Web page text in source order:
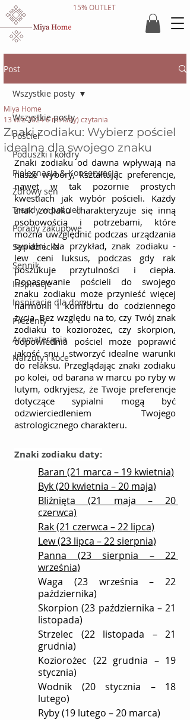
15% OUTLET
Post
Wszystkie posty
Pościel
Poduszki i kołdry
Pielęgnacja & Konserwacja
Zdrowy sen
Trendy w pościeli
Porady zakupowe
Sen dziecka
Sennik
Inspiracje
Inspiracje dla domu
Prezenty
Aromaterapia
Narzuty i koce
Wszystkie posty
Znaki zodiaku: Wybierz pościel
idealną dla swojego znaku
Miya Home
13 wrz 20246 minut(y) czytania
Znaki zodiaku od dawna wpływają na
nasze wybory, kształtując preferencje,
nawet w tak pozornie prostych
kwestiach jak wybór pościeli. Każdy
znak zodiaku charakteryzuje się inną
osobowością i potrzebami, które
można uwzględnić podczas urządzania
sypialni. Na przykład, znak zodiaku -
lew ceni luksus, podczas gdy rak
poszukuje przytulności i ciepła.
Dopasowanie pościeli do swojego
znaku zodiaku może przynieść więcej
harmonii i komfortu do codziennego
życia. Bez względu na to, czy Twój znak
zodiaku to koziorożec, czy skorpion,
odpowiednia pościel może poprawić
jakość snu i stworzyć idealne warunki
do relaksu. Przeglądając znaki zodiaku
po kolei, od barana w marcu po ryby w
lutym, odkryjesz, że Twoje preferencje
dotyczące sypialni mogą być
odzwierciedleniem Twojego
astrologicznego charakteru.
Znaki zodiaku daty:
Baran (21 marca – 19 kwietnia)
Byk (20 kwietnia – 20 maja)
Bliźnięta (21 maja – 20
czerwca)
Rak (21 czerwca – 22 lipca)
Lew (23 lipca – 22 sierpnia)
Panna (23 sierpnia – 22
września)
Waga (23 września – 22
października)
Skorpion (23 października – 21
listopada)
Strzelec (22 listopada – 21
grudnia)
Koziorożec (22 grudnia – 19
stycznia)
Wodnik (20 stycznia – 18
lutego)
Ryby (19 lutego – 20 marca)